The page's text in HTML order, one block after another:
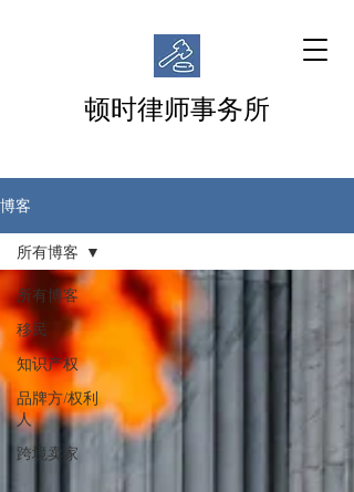
顿时律师事务所
博客
所有博客
移民
知识产权
品牌方/权利
人
跨境卖家
所有博客